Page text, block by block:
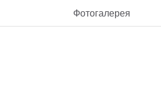
Фотогалерея